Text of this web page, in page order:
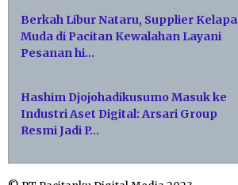
Berkah Libur Nataru, Supplier Kelapa
Muda di Pacitan Kewalahan Layani
Pesanan hi…
Hashim Djojohadikusumo Masuk ke
Industri Aset Digital: Arsari Group
Resmi Jadi P…